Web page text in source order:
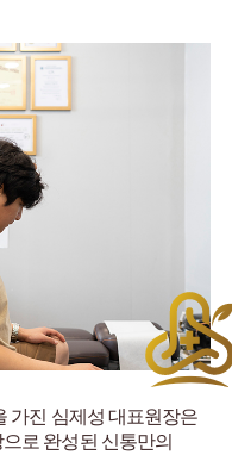
가진 심제성 대표원장은
로 완성된 신통만의